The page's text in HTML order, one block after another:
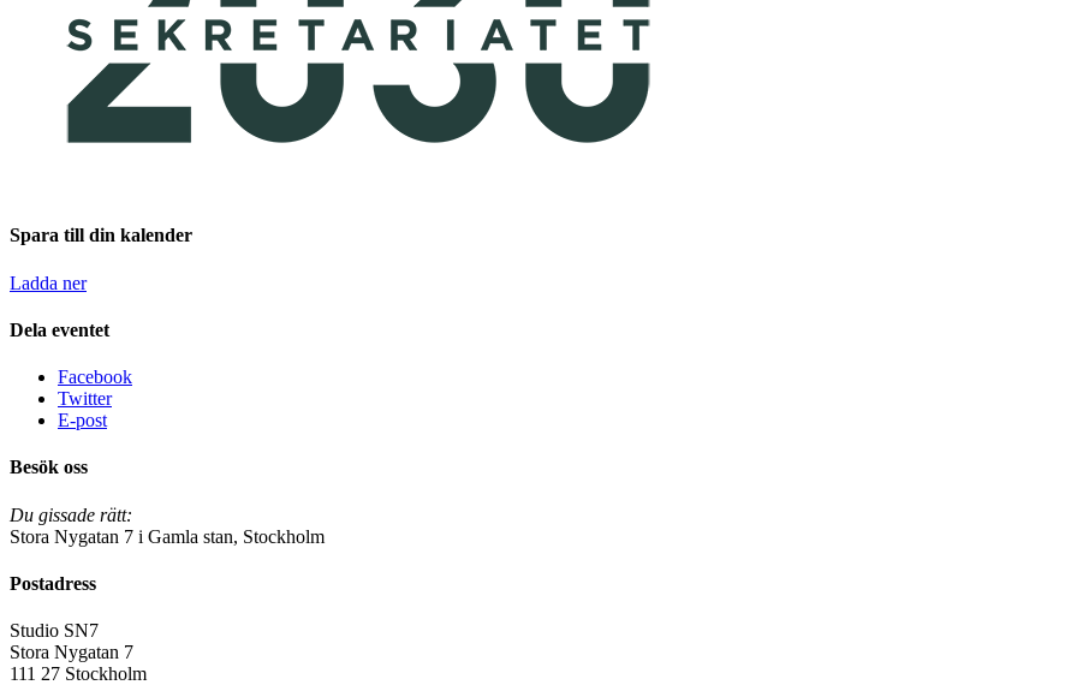
Spara till din kalender
Ladda ner
Dela eventet
Facebook
Twitter
E-post
Besök oss
Du gissade rätt:
Stora Nygatan 7 i Gamla stan, Stockholm
Postadress
Studio SN7
Stora Nygatan 7
111 27 Stockholm